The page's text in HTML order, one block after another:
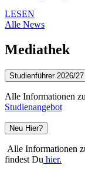
LESEN
Alle News
Mediathek
Studienführer 2026/27
Alle Informationen
Studienangebot
Neu Hier?
Alle Informationen
findest Du hier.